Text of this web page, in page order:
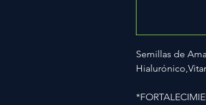
Semillas de